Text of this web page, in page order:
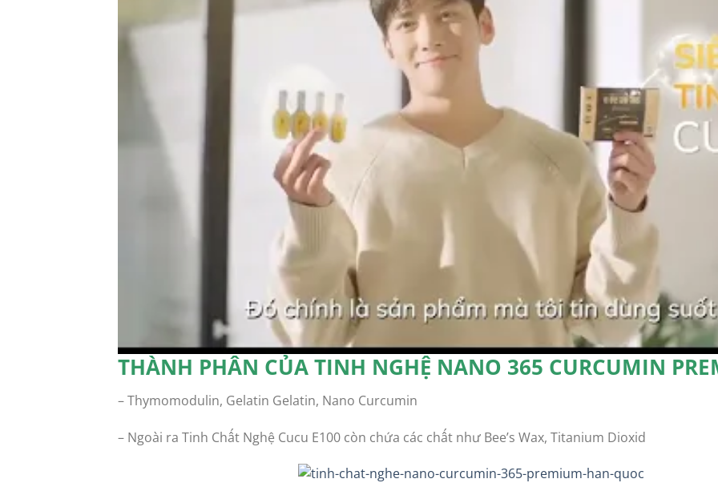
THÀNH PHẦN CỦA TINH NGHỆ NANO 365 CURCUMIN
– Thymomodulin, Gelatin Gelatin, Nano Curcumin
– Ngoài ra Tinh Chất Nghệ Cucu E100 còn chứa các chất như Bee’s Wax, Titanium Dioxid